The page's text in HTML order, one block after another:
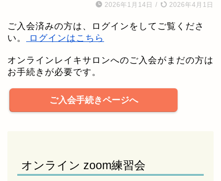
2026年1月14日 / 2026年4月1日
ご入会済みの方は、ログインをしてご覧くださ
い。
ログインはこちら
オンラインレイキサロンへのご入会がまだの方は
お手続きが必要です。
ご入会手続きページへ
オンライン zoom練習会